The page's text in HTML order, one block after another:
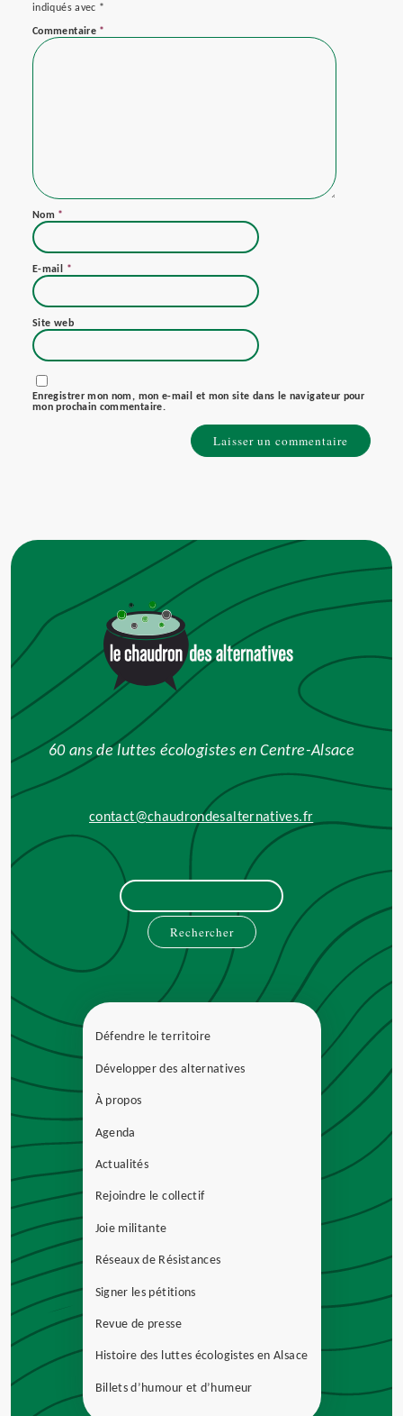
indiqués avec *
Commentaire *
Nom *
E-mail *
Site web
Enregistrer mon nom, mon e-mail et mon site dans le navigateur pour
mon prochain commentaire.
60 ans de luttes écologistes en Centre-Alsace
contact@chaudrondesalternatives.fr
Rechercher :
Défendre le territoire
Développer des alternatives
À propos
Agenda
Actualités
Rejoindre le collectif
Joie militante
Réseaux de Résistances
Signer les pétitions
Revue de presse
Histoire des luttes écologistes en Alsace
Billets d’humour et d’humeur